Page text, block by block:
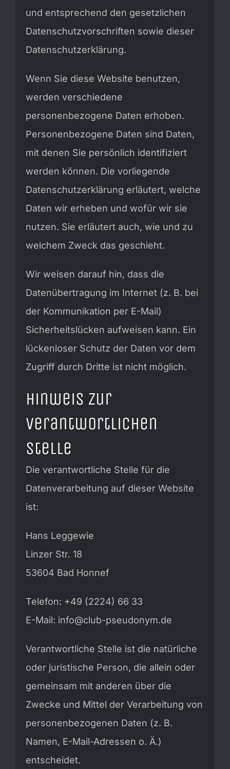
und entsprechend den gesetzlichen
Datenschutzvorschriften sowie dieser
Datenschutzerklärung.
Wenn Sie diese Website benutzen,
werden verschiedene
personenbezogene Daten erhoben.
Personenbezogene Daten sind Daten,
mit denen Sie persönlich identifiziert
werden können. Die vorliegende
Datenschutzerklärung erläutert, welche
Daten wir erheben und wofür wir sie
nutzen. Sie erläutert auch, wie und zu
welchem Zweck das geschieht.
Wir weisen darauf hin, dass die
Datenübertragung im Internet (z. B. bei
der Kommunikation per E-Mail)
Sicherheitslücken aufweisen kann. Ein
lückenloser Schutz der Daten vor dem
Zugriff durch Dritte ist nicht möglich.
Hinweis zur
verantwortlichen
Stelle
Die verantwortliche Stelle für die
Datenverarbeitung auf dieser Website
ist:
Hans Leggewie
Linzer Str. 18
53604 Bad Honnef
Telefon: +49 (2224) 66 33
E-Mail: info@club-pseudonym.de
Verantwortliche Stelle ist die natürliche
oder juristische Person, die allein oder
gemeinsam mit anderen über die
Zwecke und Mittel der Verarbeitung von
personenbezogenen Daten (z. B.
Namen, E-Mail-Adressen o. Ä.)
entscheidet.